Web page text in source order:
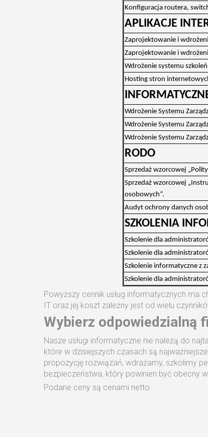
Konfiguracja routera,
APLIKACJE
Zaprojektowanie i
Zaprojektowanie i
Wdrożenie systemu
Hosting stron
Wdrożenie Systemu
Wdrożenie Systemu
Wdrożenie Systemu
RODO
Sprzedaż wzorcowej
Sprzedaż wzorcowej
osobowych”.
Audyt ochrony danych
SZKOLENIA
Szkolenie dla
Szkolenie dla
Szkolenie informatyczne z
Szkolenie dla
Powyższy cennik usług informatycznych ma
IT oraz jej koszt zależny jest od wielu
Wybierz odpowiedzialną
Nasze usługi informatyczne nie należą do
które w dzisiejszych czasach są
propozycję rozwiązań, wdrażamy, szkolimy
bezpieczeństwa, który powinien być obecny
Podane ceny są cenami netto.